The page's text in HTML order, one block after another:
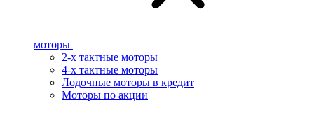
моторы
2-х тактные моторы
4-х тактные моторы
Лодочные моторы в кредит
Моторы по акции